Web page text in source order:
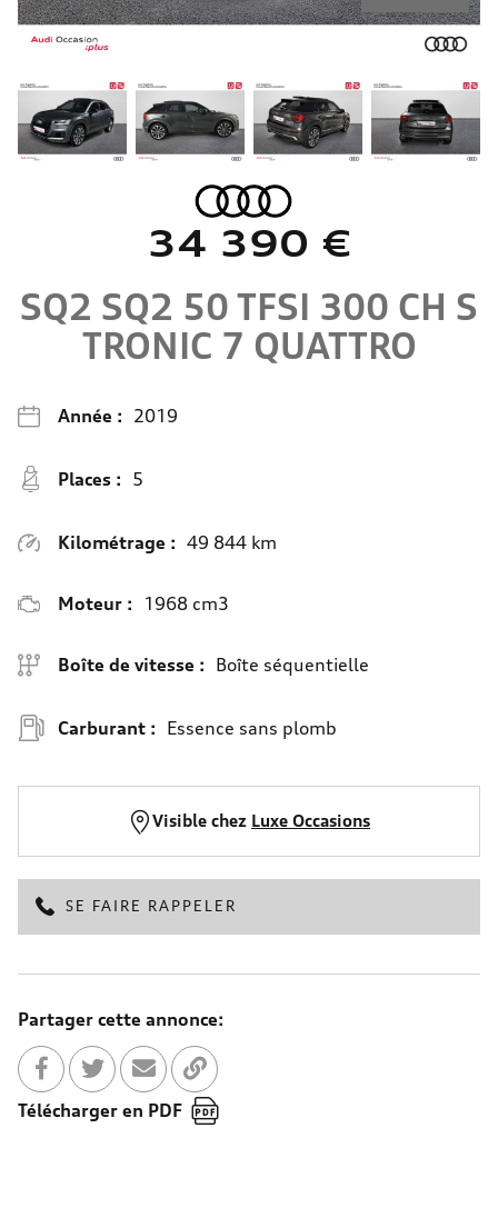
34 390 €
SQ2 SQ2 50 TFSI 300 CH S
TRONIC 7 QUATTRO
Année : 2019
Places : 5
Kilométrage : 49 844 km
Moteur : 1968 cm3
Boîte de vitesse : Boîte séquentielle
Carburant : Essence sans plomb
Visible chez Luxe Occasions
SE FAIRE RAPPELER
Partager cette annonce:
Partager sur Facebook
Partager sur Twitter
Envoyer à un ami
Copier dans le bloc-note
Télécharger en PDF